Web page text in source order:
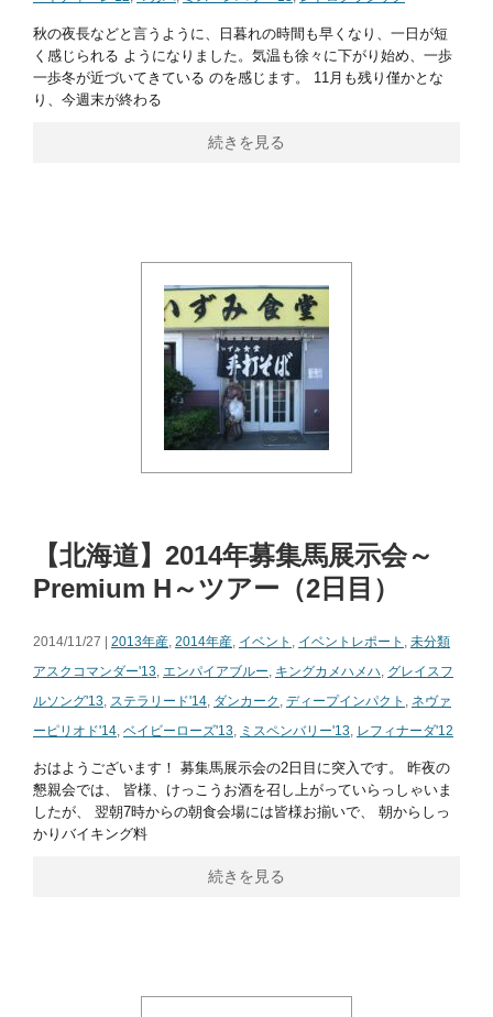
秋の夜長などと言うように、日暮れの時間も早くなり、一日が短
く感じられる ようになりました。気温も徐々に下がり始め、一歩
一歩冬が近づいてきている のを感じます。 11月も残り僅かとな
り、今週末が終わる
続きを見る
【北海道】2014年募集馬展示会～
Premium H～ツアー（2日目）
2014/11/27 | 2013年産, 2014年産, イベント , イベントレポート , 未分類
アスクコマンダー'13, エンパイアブルー, キングカメハメハ, グレイスフ
ルソング'13, ステラリード'14, ダンカーク , ディープインパクト , ネヴァ
ーピリオド'14, ベイビーローズ'13, ミスペンバリー'13, レフィナーダ'12
おはようございます！ 募集馬展示会の2日目に突入です。 昨夜の
懇親会では、 皆様、けっこうお酒を召し上がっていらっしゃいま
したが、 翌朝7時からの朝食会場には皆様お揃いで、 朝からしっ
かりバイキング料
続きを見る